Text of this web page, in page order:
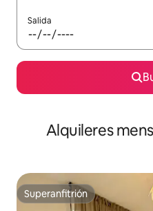
Salida
Alquileres
Superanfitrión
Superanfitrión